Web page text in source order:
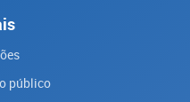
público